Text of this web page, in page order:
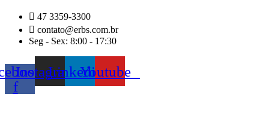
conteúdo
47 3359-3300
contato@erbs.com.br
Seg - Sex: 8:00 - 17:30
f
InstagramLinkedinYoutube